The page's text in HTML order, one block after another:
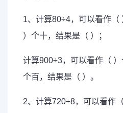
1、计算80÷4，可以看作（
）个十，结果是（ ）；
计算900÷3，可以看作（ ）
个百，结果是（ ）。
2、计算720÷8，可以看作